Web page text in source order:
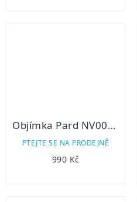
Objímka Pard NV007V a NV007A 42mm
PTEJTE SE NA PRODEJNĚ
990 Kč